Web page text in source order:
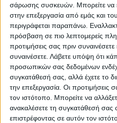
σάρωσης συσκευών. Μπορείτε να
στην επεξεργασία από εμάς και
περιγράφεται παραπάνω.
πρόσβαση σε πιο λεπτομερείς
προτιμήσεις σας πριν
συναινέσετε. Λάβετε υπόψη ότι
προσωπικών σας δεδομένων
συγκατάθεσή σας, αλλά έχετε το
την επεξεργασία. Οι προτιμήσεις
τον ιστότοπο. Μπορείτε να
ανακαλέσετε τη συγκατάθεσή σας
επιστρέφοντας σε αυτόν τον
πλήγωσαν τη νέα γενιά
από 500.000 νέους με
εξωτερικό, θα πρέπει
γνώμονα αυτό που
για το μέλλον των
Κυρίως όμως θα
εκείνους που
δημόσια λογοδοσία.